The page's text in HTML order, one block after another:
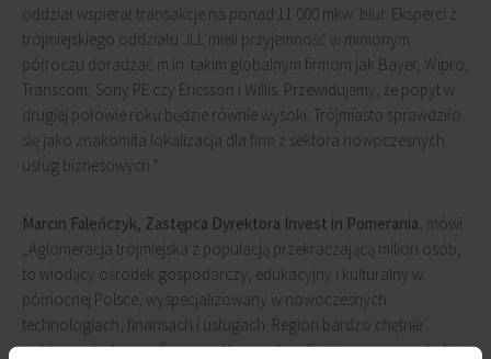
oddział wspierał transakcje na ponad 11 000 mkw. biur. Eksperci z
trójmiejskiego oddziału JLL mieli przyjemność w minionym
półroczu doradzać m.in. takim globalnym firmom jak Bayer, Wipro,
Transcom, Sony PE czy Ericsson i Willis. Przewidujemy, że popyt w
drugiej połowie roku będzie równie wysoki. Trójmiasto sprawdziło
się jako znakomita lokalizacja dla firm z sektora nowoczesnych
usług biznesowych.”
Marcin Faleńczyk, Zastępca Dyrektora Invest in Pomerania, mówi:
„Aglomeracja trójmiejska z populacją przekraczającą milion osób,
to wiodący ośrodek gospodarczy, edukacyjny i kulturalny w
północnej Polsce, wyspecjalizowany w nowoczesnych
technologiach, finansach i usługach. Region bardzo chętnie
wybierany jest przez firmy z sektora usług dla biznesu ze względu